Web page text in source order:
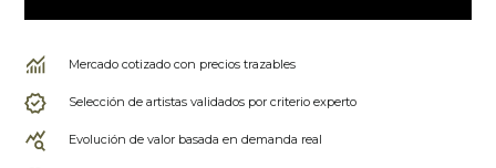
Mercado cotizado con precios trazables
Selección de artistas validados por criterio experto
Evolución de valor basada en demanda real